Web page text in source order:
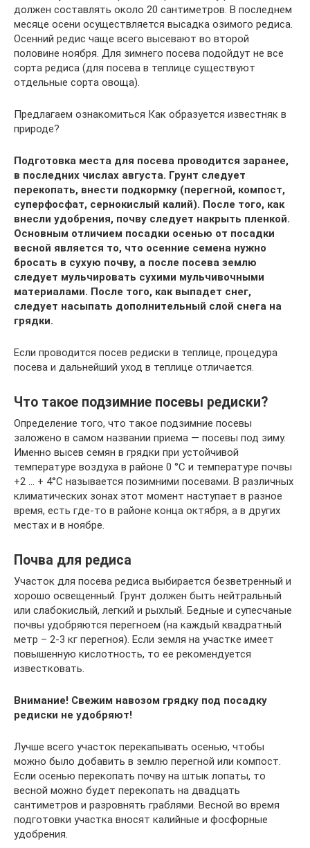
должен составлять около 20 сантиметров. В последнем
месяце осени осуществляется высадка озимого редиса.
Осенний редис чаще всего высевают во второй
половине ноября. Для зимнего посева подойдут не все
сорта редиса (для посева в теплице существуют
отдельные сорта овоща).
Предлагаем ознакомиться Как образуется известняк в
природе?
Подготовка места для посева проводится заранее,
в последних числах августа. Грунт следует
перекопать, внести подкормку (перегной, компост,
суперфосфат, сернокислый калий). После того, как
внесли удобрения, почву следует накрыть пленкой.
Основным отличием посадки осенью от посадки
весной является то, что осенние семена нужно
бросать в сухую почву, а после посева землю
следует мульчировать сухими мульчивочными
материалами. После того, как выпадет снег,
следует насыпать дополнительный слой снега на
грядки.
Если проводится посев редиски в теплице, процедура
посева и дальнейший уход в теплице отличается.
Что такое подзимние посевы редиски?
Определение того, что такое подзимние посевы
заложено в самом названии приема — посевы под зиму.
Именно высев семян в грядки при устойчивой
температуре воздуха в районе 0 °С и температуре почвы
+2 … + 4°С называется позимними посевами. В различных
климатических зонах этот момент наступает в разное
время, есть где-то в районе конца октября, а в других
местах и в ноябре.
Почва для редиса
Участок для посева редиса выбирается безветренный и
хорошо освещенный. Грунт должен быть нейтральный
или слабокислый, легкий и рыхлый. Бедные и супесчаные
почвы удобряются перегноем (на каждый квадратный
метр – 2-3 кг перегноя). Если земля на участке имеет
повышенную кислотность, то ее рекомендуется
известковать.
Внимание! Свежим навозом грядку под посадку
редиски не удобряют!
Лучше всего участок перекапывать осенью, чтобы
можно было добавить в землю перегной или компост.
Если осенью перекопать почву на штык лопаты, то
весной можно будет перекопать на двадцать
сантиметров и разровнять граблями. Весной во время
подготовки участка вносят калийные и фосфорные
удобрения.